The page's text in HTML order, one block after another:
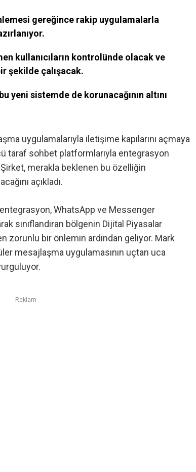
gereğince rakip uygulamalarla
kullanıcıların kontrolünde olacak ve
şekilde çalışacak.
yeni sistemde de korunacağının altını
uygulamalarıyla iletişime kapılarını açmaya
taraf sohbet platformlarıyla entegrasyon
merakla beklenen bu özelliğin
açıkladı.
, WhatsApp ve Messenger
sınıflandıran bölgenin Dijital Piyasalar
zorunlu bir önlemin ardından geliyor. Mark
mesajlaşma uygulamasının uçtan uca
Reklam